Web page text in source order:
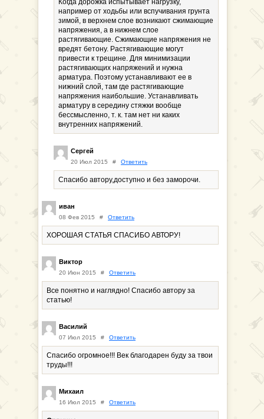
Когда дорожка испытывает нагрузку,
например от ходьбы или вспучивания грунта
зимой, в верхнем слое возникают сжимающие
напряжения, а в нижнем слое
растягивающие. Сжимающие напряжения не
вредят бетону. Растягивающие могут
привести к трещине. Для минимизации
растягивающих напряжений и нужна
арматура. Поэтому устанавливают ее в
нижний слой, там где растягивающие
напряжения наибольшие. Устанавливать
арматуру в середину стяжки вообще
бессмысленно, т. к. там нет ни каких
внутренних напряжений.
Сергей
20 Июл 2015 # Ответить
Спасибо автору,доступно и без заморочи.
иван
08 Фев 2015 # Ответить
ХОРОШАЯ СТАТЬЯ СПАСИБО АВТОРУ!
Виктор
20 Июн 2015 # Ответить
Все понятно и наглядно! Спасибо автору за
статью!
Василий
07 Июл 2015 # Ответить
Спасибо огромное!!! Век благодарен буду за твои
труды!!!
Михаил
16 Июл 2015 # Ответить